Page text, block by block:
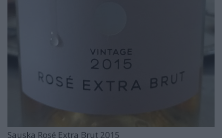
Sauska Rosé Extra Brut 2015